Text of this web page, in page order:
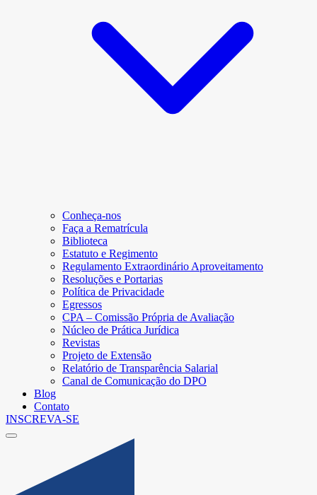
Conheça-nos
Faça a Rematrícula
Biblioteca
Estatuto e Regimento
Regulamento Extraordinário Aproveitamento
Resoluções e Portarias
Política de Privacidade
Egressos
CPA – Comissão Própria de Avaliação
Núcleo de Prática Jurídica
Revistas
Projeto de Extensão
Relatório de Transparência Salarial
Canal de Comunicação do DPO
Blog
Contato
INSCREVA-SE